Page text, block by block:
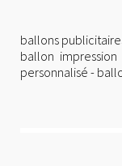
ballons
ballon
personnalisé -